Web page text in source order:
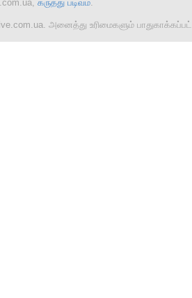
கருத்து படிவம்
ilive.com.ua. அனைத்து உரிமைகளும்